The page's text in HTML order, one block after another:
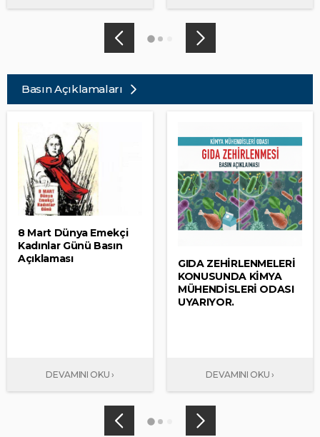
Basın Açıklamaları
8 Mart Dünya Emekçi
Kadınlar Günü Basın
Açıklaması
GIDA ZEHİRLENMELERİ
KONUSUNDA KİMYA
MÜHENDİSLERİ ODASI
UYARIYOR.